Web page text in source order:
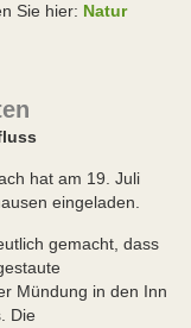
Sie hier: Natur
hat am 19. Juli
eingeladen.
gemacht, dass
Mündung in den Inn
Die